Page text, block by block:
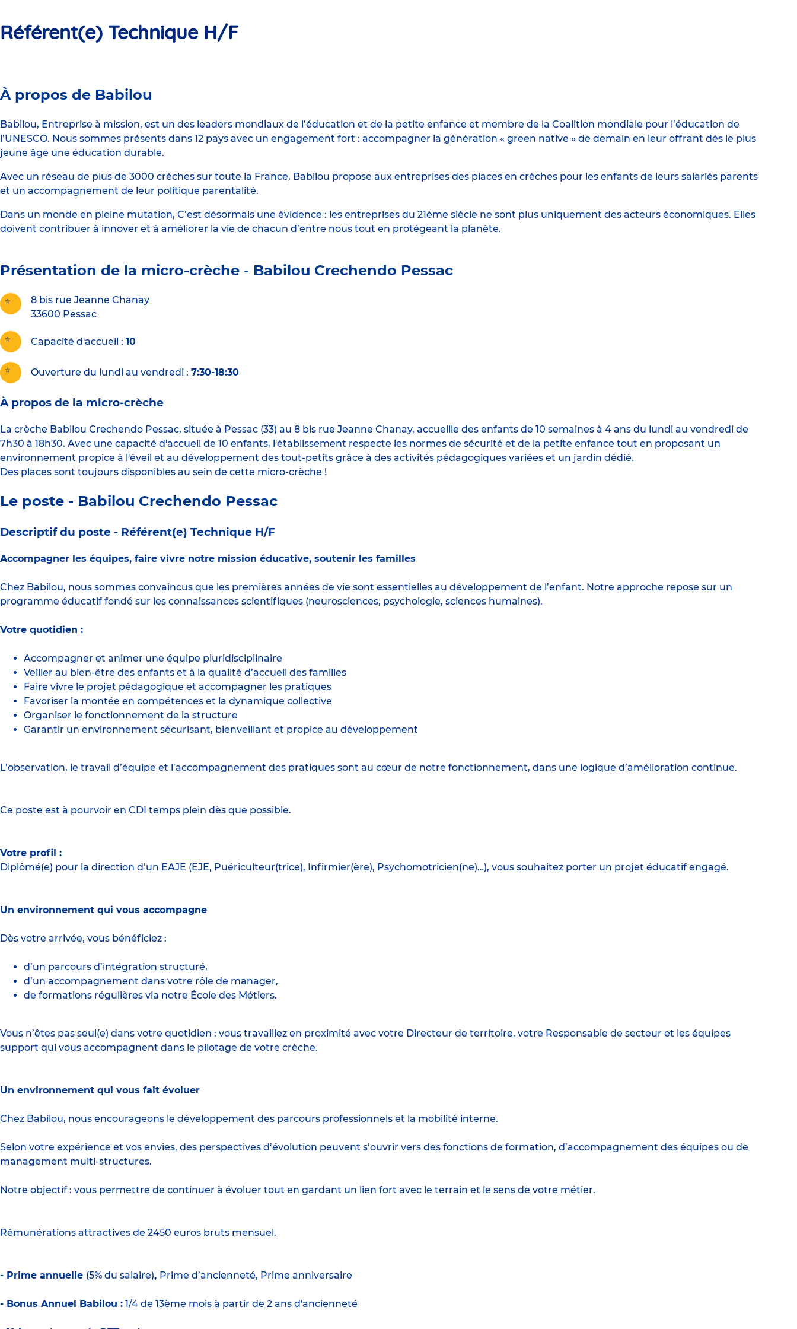
Référent(e) Technique H/F
crèche
Babilou
Crechendo
Pessac
À propos de Babilou
Babilou, Entreprise à mission, est un des leaders mondiaux de l’éducation et de la petite enfance et membre de la Coalition mondiale pour l’éducation de
l’UNESCO. Nous sommes présents dans 12 pays avec un engagement fort : accompagner la génération « green native » de demain en leur offrant dès le plus
jeune âge une éducation durable.
Avec un réseau de plus de 3000 crèches sur toute la France, Babilou propose aux entreprises des places en crèches pour les enfants de leurs salariés parents
et un accompagnement de leur politique parentalité.
Dans un monde en pleine mutation, C’est désormais une évidence : les entreprises du 21ème siècle ne sont plus uniquement des acteurs économiques. Elles
doivent contribuer à innover et à améliorer la vie de chacun d’entre nous tout en protégeant la planète.
Présentation de la micro-crèche - Babilou Crechendo Pessac
8 bis rue Jeanne Chanay
33600 Pessac
Capacité d'accueil 10
Ouverture du lundi au vendredi : 7:30-18:30
À propos de la micro-crèche
La crèche Babilou Crechendo Pessac, située à Pessac (33) au 8 bis rue Jeanne Chanay, accueille des enfants de 10 semaines à 4 ans du lundi au vendredi de
7h30 à 18h30. Avec une capacité d'accueil de 10 enfants, l'établissement respecte les normes de sécurité et de la petite enfance tout en proposant un
environnement propice à l'éveil et au développement des tout-petits grâce à des activités pédagogiques variées et un jardin dédié.
Des places sont toujours disponibles au sein de cette micro-crèche !
Le poste - Babilou Crechendo Pessac
Descriptif du poste - Référent(e) Technique H/F
Accompagner les équipes, faire vivre notre mission éducative, soutenir les familles
Chez Babilou, nous sommes convaincus que les premières années de vie sont essentielles au développement de l’enfant. Notre approche repose sur un
programme éducatif fondé sur les connaissances scientifiques (neurosciences, psychologie, sciences humaines).
Votre quotidien :
Accompagner et animer une équipe pluridisciplinaire
Veiller au bien-être des enfants et à la qualité d’accueil des familles
Faire vivre le projet pédagogique et accompagner les pratiques
Favoriser la montée en compétences et la dynamique collective
Organiser le fonctionnement de la structure
Garantir un environnement sécurisant, bienveillant et propice au développement
L’observation, le travail d’équipe et l’accompagnement des pratiques sont au cœur de notre fonctionnement, dans une logique d’amélioration continue.
Ce poste est à pourvoir en CDI temps plein dès que possible.
Votre profil :
Diplômé(e) pour la direction d’un EAJE (EJE, Puériculteur(trice), Infirmier(ère), Psychomotricien(ne)…), vous souhaitez porter un projet éducatif engagé.
Un environnement qui vous accompagne
Dès votre arrivée, vous bénéficiez :
d’un parcours d’intégration structuré,
d’un accompagnement dans votre rôle de manager,
de formations régulières via notre École des Métiers.
Vous n’êtes pas seul(e) dans votre quotidien : vous travaillez en proximité avec votre Directeur de territoire, votre Responsable de secteur et les équipes
support qui vous accompagnent dans le pilotage de votre crèche.
Un environnement qui vous fait évoluer
Chez Babilou, nous encourageons le développement des parcours professionnels et la mobilité interne.
Selon votre expérience et vos envies, des perspectives d’évolution peuvent s’ouvrir vers des fonctions de formation, d’accompagnement des équipes ou de
management multi-structures.
Notre objectif : vous permettre de continuer à évoluer tout en gardant un lien fort avec le terrain et le sens de votre métier.
Rémunérations attractives de 2450 euros bruts mensuel.
- Prime annuelle (5% du salaire), Prime d’ancienneté, Prime anniversaire
- Bonus Annuel Babilou : 1/4 de 13ème mois à partir de 2 ans d'ancienneté